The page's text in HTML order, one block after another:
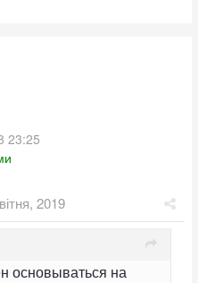
23:25
2019
основываться на